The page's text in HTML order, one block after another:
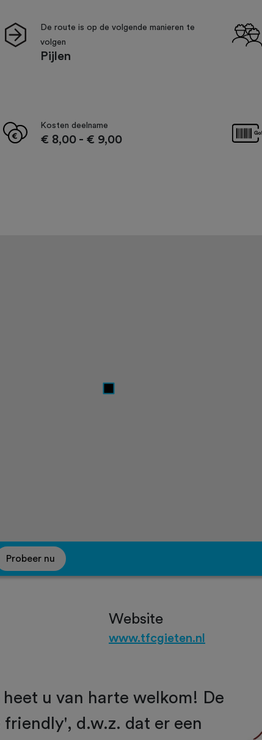
De route is op de volgende manieren te
volgen
Pijlen
Kosten deelname
€ 8,00 - € 9,00
Probeer nu
Website
www.tfcgieten.nl
heet u van harte welkom! De
d.w.z. dat er een